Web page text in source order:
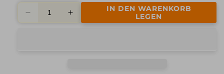
Verringere
Erhöhe
IN DEN WARENKORB
LEGEN